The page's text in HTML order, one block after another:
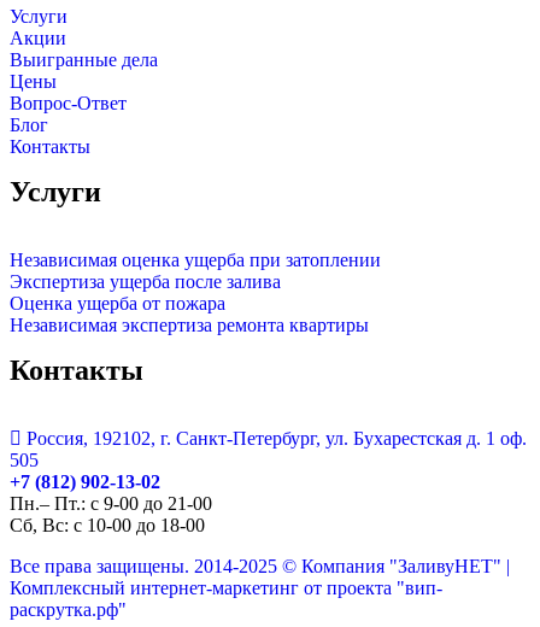
Услуги
Акции
Выигранные дела
Цены
Вопрос-Ответ
Блог
Контакты
Услуги
Независимая оценка ущерба при затоплении
Экспертиза ущерба после залива
Оценка ущерба от пожара
Независимая экспертиза ремонта квартиры
Контакты
Россия, 192102, г. Санкт-Петербург, ул. Бухарестская д. 1 оф.
505
+7 (812) 902-13-02
Пн.– Пт.: с 9-00 до 21-00
Сб, Вс: с 10-00 до 18-00
Все права защищены. 2014-2025 © Компания "ЗаливуНЕТ" |
Комплексный интернет-маркетинг от проекта "вип-
раскрутка.рф"